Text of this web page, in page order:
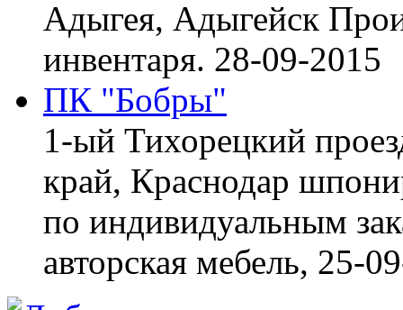
Адыгея, Адыгейск
инвентаря. 28-09-2015
ПК "Бобры"
1-ый Тихорецкий
край, Краснодар
по индивидуальным
авторская мебель, 25-